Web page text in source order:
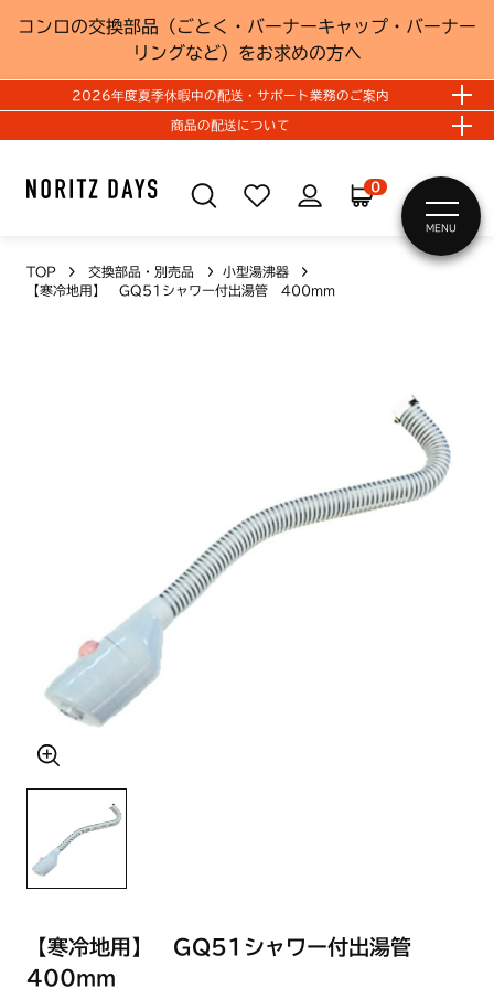
コンロの交換部品（ごとく・バーナーキャップ・バーナー
リングなど）をお求めの方へ
2026年度夏季休暇中の配送・サポート業務のご案内
商品の配送について
0
MENU
TOP 交換部品・別売品
小型湯沸器
【寒冷地用】 GQ51シャワー付出湯管 400mm
【寒冷地用】 GQ51シャワー付出湯管
400mm